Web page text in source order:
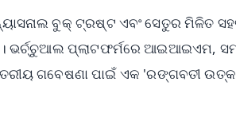
ବୁକ୍ ଟ୍ରଷ୍ଟ ଏବଂ ସେତୁର ମିଳିତ
ଭର୍ଚ୍ଚୁଆଲ ପ୍ଲାଟଫର୍ମରେ ଆଇଆଇଏମ,
ଗବେଷଣା ପାଇଁ ଏକ 'ରଙ୍ଗବତୀ